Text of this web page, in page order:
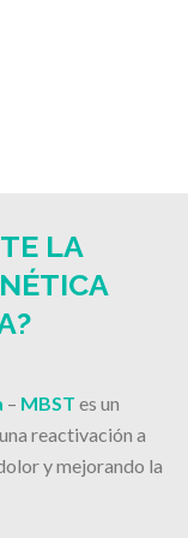
LA
– MBST es un
reactivación a
y mejorando la